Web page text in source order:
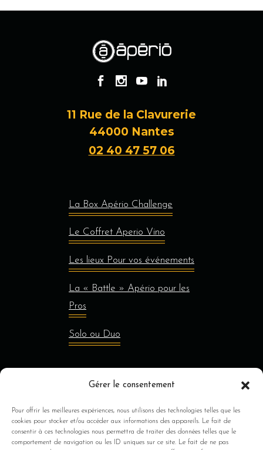
Gérer le consentement
Pour offrir les meilleures expériences, nous utilisons des technologies telles que les
cookies pour stocker et/ou accéder aux informations des appareils. Le fait de
consentir à ces technologies nous permettra de traiter des données telles que le
comportement de navigation ou les ID uniques sur ce site. Le fait de ne pas
11 Rue de la Clavurerie
44000 Nantes
02 40 47 57 06
La Box Apério Challenge
Le Coffret Aperio Vino
Les lieux Pour vos événements
La « Battle » Apério pour les
Pros
Solo ou Duo
Jusqu’à 8 personnes
Au delà de 8 personnes
À Propos